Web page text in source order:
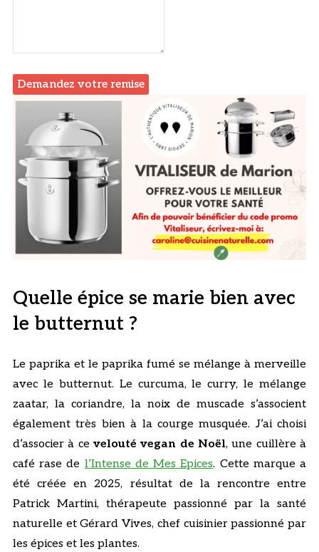
Demandez votre remise
Quelle épice se marie bien avec
le butternut ?
Le paprika et le paprika fumé se mélange à merveille
avec le butternut. Le curcuma, le curry, le mélange
zaatar, la coriandre, la noix de muscade s’associent
également très bien à la courge musquée. J’ai choisi
d’associer à ce velouté vegan de Noël, une cuillère à
café rase de l’Intense de Mes Epices. Cette marque a
été créée en 2025, résultat de la rencontre entre
Patrick Martini, thérapeute passionné par la santé
naturelle et Gérard Vives, chef cuisinier passionné par
les épices et les plantes.